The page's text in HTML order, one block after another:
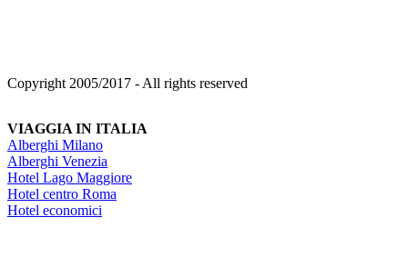
Copyright 2005/2017 - All rights reserved
VIAGGIA IN ITALIA
Alberghi Milano
Alberghi Venezia
Hotel Lago Maggiore
Hotel centro Roma
Hotel economici